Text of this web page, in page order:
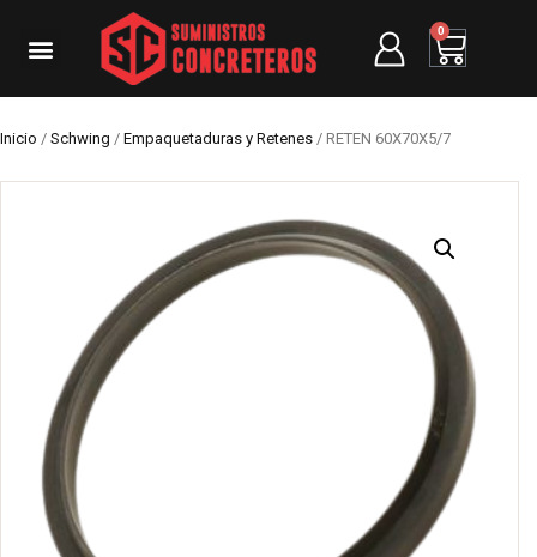
0
Inicio / Schwing / Empaquetaduras y Retenes / RETEN 60X70X5/7